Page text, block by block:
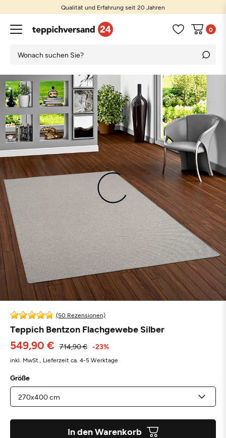
Qualität und Erfahrung seit 20 Jahren
0
(50 Rezensionen)
Teppich Bentzon Flachgewebe Silber
549,90 € 714,90 € -23%
inkl. MwSt., Lieferzeit ca. 4-5 Werktage
Größe
In den Warenkorb